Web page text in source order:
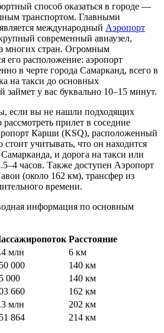
способ оказаться в городе —
транспортом. Главными
международный Аэропорт
современный авиаузел,
многих стран. Огромным
его расположение: аэропорт
в черте города Самарканд, всего в
на такси до основных
займет у вас буквально 10–15 минут.
если вы не нашли подходящих
прилет в соседние
Карши (KSQ), расположенный
учитывать, что он находится
и дорога на такси или
часов. Также доступен Аэропорт
(около 162 км), трансфер из
времени.
информация по основным
Расстояние
млн
6 км
000
140 км
000
140 км
660
162 км
млн
202 км
864 214 км